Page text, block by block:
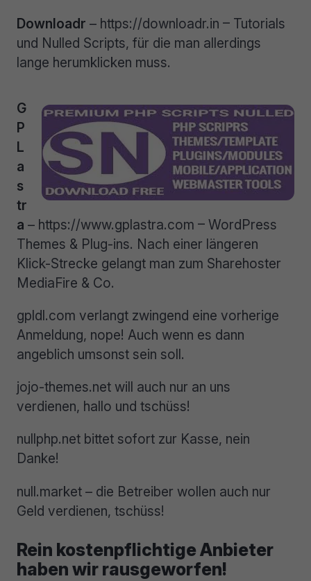
Downloadr – https://downloadr.in – Tutorials
und Nulled Scripts, für die man allerdings
lange herumklicken muss.
G
P
L
a
s
tr
a – https://www.gplastra.com – WordPress
Themes & Plug-ins. Nach einer längeren
Klick-Strecke gelangt man zum Sharehoster
MediaFire & Co.
gpldl.com verlangt zwingend eine vorherige
Anmeldung, nope! Auch wenn es dann
angeblich umsonst sein soll.
jojo-themes.net will auch nur an uns
verdienen, hallo und tschüss!
nullphp.net bittet sofort zur Kasse, nein
Danke!
null.market – die Betreiber wollen auch nur
Geld verdienen, tschüss!
Rein kostenpflichtige Anbieter
haben wir rausgeworfen!